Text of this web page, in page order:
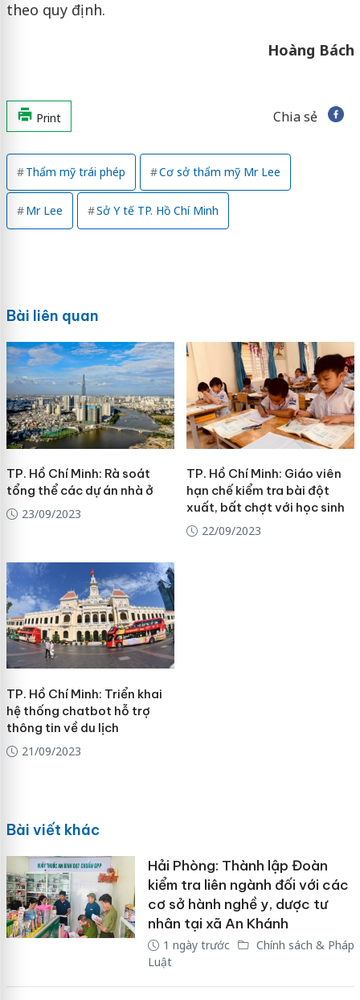
theo quy định.
Hoàng Bách
Print Chia sẻ
Thẩm mỹ trái phép Cơ sở thẩm mỹ Mr Lee
Mr Lee Sở Y tế TP. Hồ Chí Minh
Bài liên quan
TP. Hồ Chí Minh: Rà soát
tổng thể các dự án nhà ở
23/09/2023
TP. Hồ Chí Minh: Giáo viên
hạn chế kiểm tra bài đột
xuất, bất chợt với học sinh
22/09/2023
TP. Hồ Chí Minh: Triển khai
hệ thống chatbot hỗ trợ
thông tin về du lịch
21/09/2023
Bài viết khác
Hải Phòng: Thành lập Đoàn
kiểm tra liên ngành đối với các
cơ sở hành nghề y, dược tư
nhân tại xã An Khánh
1 ngày trước
Chính sách & Pháp
Luật